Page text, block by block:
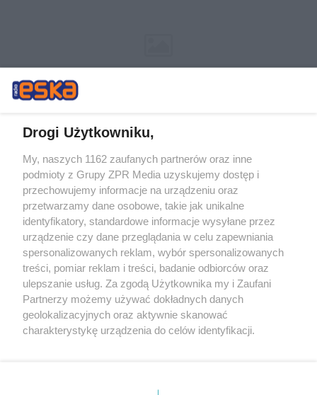
Żaden utwór zamieszczony w serwisie nie może być powielany i
rozpowszechniany lub dalej rozpowszechniany w jakikolwiek sposób (w
tym także elektroniczny lub mechaniczny) na jakimkolwiek polu
eksploatacji w jakiejkolwiek formie, włącznie z umieszczaniem w
Internecie bez pisemnej zgody właściciela praw. Jakiekolwiek użycie lub
wykorzystanie utworów w całości lub w części z naruszeniem prawa,
tzn. bez właściwej zgody, jest zabronione pod groźbą kary i może być
ścigane prawnie.
Drogi Użytkowniku,
My, naszych 1162 zaufanych partnerów oraz inne
podmioty z Grupy ZPR Media uzyskujemy dostęp i
przechowujemy informacje na urządzeniu oraz
przetwarzamy dane osobowe, takie jak unikalne
identyfikatory, standardowe informacje wysyłane przez
urządzenie czy dane przeglądania w celu zapewniania
spersonalizowanych reklam, wybór spersonalizowanych
treści, pomiar reklam i treści, badanie odbiorców oraz
ulepszanie usług. Za zgodą Użytkownika my i Zaufani
Partnerzy możemy używać dokładnych danych
geolokalizacyjnych oraz aktywnie skanować
charakterystykę urządzenia do celów identyfikacji.
zmienić/wycofać klikając przycisk ustawień prywatności